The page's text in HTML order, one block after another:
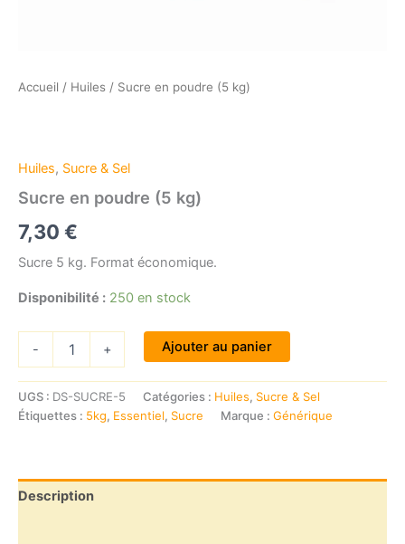
Accueil / Huiles / Sucre en poudre (5 kg)
Huiles, Sucre & Sel
Sucre en poudre (5 kg)
7,30 €
Sucre 5 kg. Format économique.
Disponibilité : 250 en stock
-
en
poudre
+ Ajouter au panier
UGS : DS-SUCRE-5 Catégories : Huiles, Sucre & Sel
Étiquettes : 5kg, Essentiel, Sucre Marque : Générique
Description